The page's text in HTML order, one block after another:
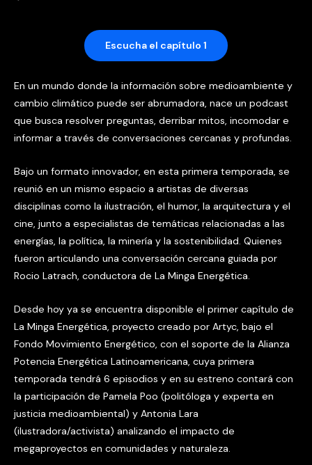
Escucha el capítulo 1
En un mundo donde la información sobre medioambiente y
cambio climático puede ser abrumadora, nace un podcast
que busca resolver preguntas, derribar mitos, incomodar e
informar a través de conversaciones cercanas y profundas.
Bajo un formato innovador, en esta primera temporada, se
reunió en un mismo espacio a artistas de diversas
disciplinas como la ilustración, el humor, la arquitectura y el
cine, junto a especialistas de temáticas relacionadas a las
energías, la política, la minería y la sostenibilidad. Quienes
fueron articulando una conversación cercana guiada por
Rocio Latrach, conductora de La Minga Energética.
Desde hoy ya se encuentra disponible el primer capítulo de
La Minga Energética, proyecto creado por Artyc, bajo el
Fondo Movimiento Energético, con el soporte de la Alianza
Potencia Energética Latinoamericana, cuya primera
temporada tendrá 6 episodios y en su estreno contará con
la participación de Pamela Poo (politóloga y experta en
justicia medioambiental) y Antonia Lara
(ilustradora/activista) analizando el impacto de
megaproyectos en comunidades y naturaleza.